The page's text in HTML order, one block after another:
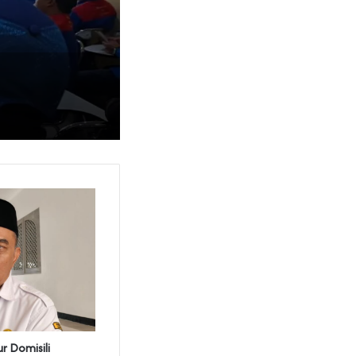
Domisili